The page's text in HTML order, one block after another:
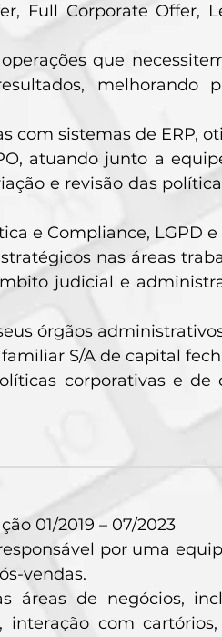
Full Corporate Offer,
que
melhorando
com sistemas de ERP,
atuando junto a
e revisão das
e Compliance, LGPD e
nas áreas
judicial e
órgãos
S/A de capital
corporativas e de
01/2019 – 07/2023
por uma
vendas.
áreas de negócios,
interação com